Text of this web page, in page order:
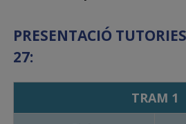
PRESENTACIÓ
27:
TRAM 1